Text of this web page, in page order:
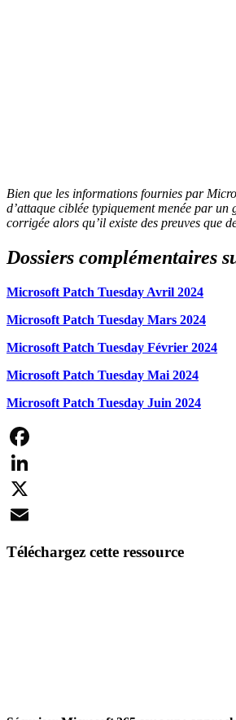
Bien que les informations fournies par
d’attaque ciblée typiquement menée par
corrigée alors qu’il existe des preuves que
Dossiers complémentaires
Microsoft Patch Tuesday Avril 2024
Microsoft Patch Tuesday Mars 2024
Microsoft Patch Tuesday Février 2024
Microsoft Patch Tuesday Mai 2024
Microsoft Patch Tuesday Juin 2024
Facebook
LinkedIn
X
Téléchargez cette ressource